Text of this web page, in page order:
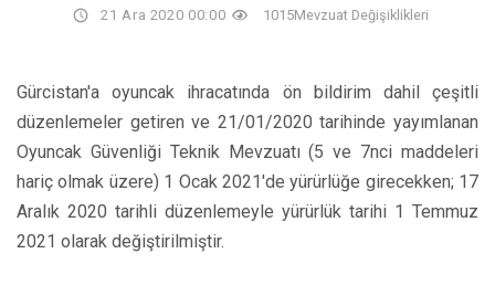
21 Ara 2020 00:00 1015Mevzuat Değişiklikleri
Gürcistan'a oyuncak ihracatında ön bildirim dahil çeşitli
düzenlemeler getiren ve 21/01/2020 tarihinde yayımlanan
Oyuncak Güvenliği Teknik Mevzuatı (5 ve 7nci maddeleri
hariç olmak üzere) 1 Ocak 2021'de yürürlüğe girecekken; 17
Aralık 2020 tarihli düzenlemeyle yürürlük tarihi 1 Temmuz
2021 olarak değiştirilmiştir.